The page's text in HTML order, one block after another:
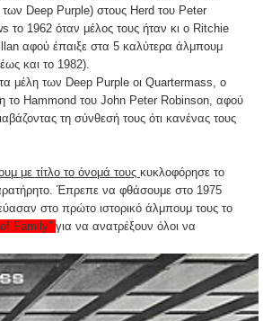
των Deep Purple) στους Herd του Peter
το 1962 όταν μέλος τους ήταν κι ο Ritchie
αφού έπαιξε στα 5 καλύτερα άλμπουμ
και το 1982).
μέλη των Deep Purple οι Quartermass, ο
το Hammond του John Peter Robinson, αφού
τη σύνθεσή τους ότι κανένας τους
με τίτλο το όνομά τους κυκλοφόρησε το
Έπρεπε να φθάσουμε στο 1975
στο πρώτο ιστορικό άλμπουμ τους το
Family” για να ανατρέξουν όλοι να